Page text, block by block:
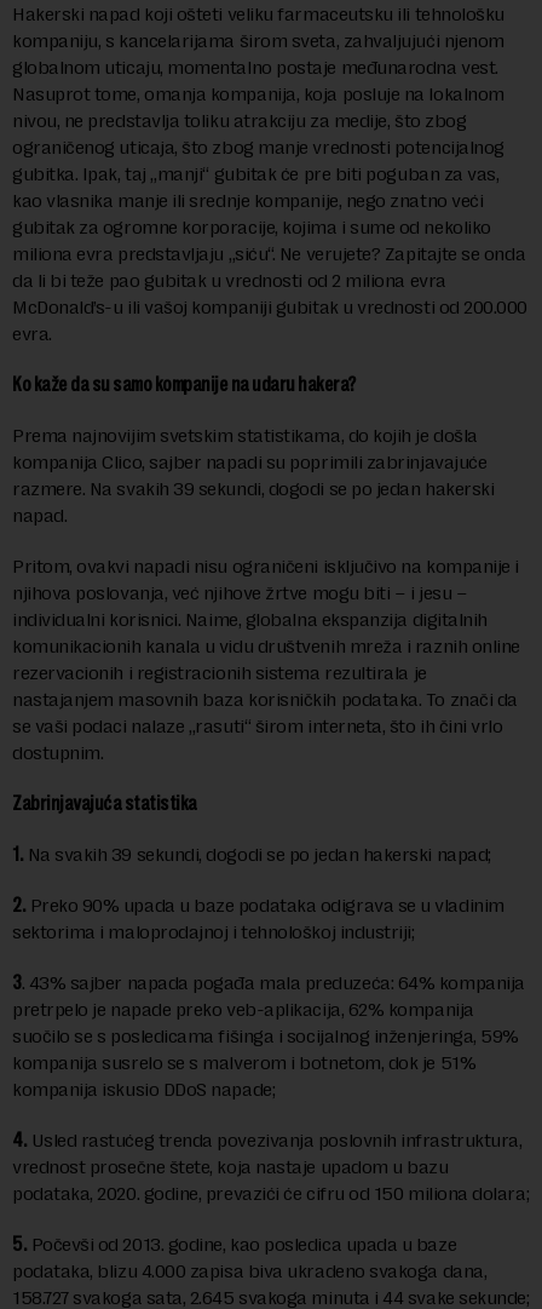
Hakerski napad koji ošteti veliku farmaceutsku ili tehnološku
kompaniju, s kancelarijama širom sveta, zahvaljujući njenom
globalnom uticaju, momentalno postaje međunarodna vest.
Nasuprot tome, omanja kompanija, koja posluje na lokalnom
nivou, ne predstavlja toliku atrakciju za medije, što zbog
ograničenog uticaja, što zbog manje vrednosti potencijalnog
gubitka. Ipak, taj „manji“ gubitak će pre biti poguban za vas,
kao vlasnika manje ili srednje kompanije, nego znatno veći
gubitak za ogromne korporacije, kojima i sume od nekoliko
miliona evra predstavljaju „siću“. Ne verujete? Zapitajte se onda
da li bi teže pao gubitak u vrednosti od 2 miliona evra
McDonald’s-u ili vašoj kompaniji gubitak u vrednosti od 200.000
evra.
Ko kaže da su samo kompanije na udaru hakera?
Prema najnovijim svetskim statistikama, do kojih je došla
kompanija Clico, sajber napadi su poprimili zabrinjavajuće
razmere. Na svakih 39 sekundi, dogodi se po jedan hakerski
napad.
Pritom, ovakvi napadi nisu ograničeni isključivo na kompanije i
njihova poslovanja, već njihove žrtve mogu biti – i jesu –
individualni korisnici. Naime, globalna ekspanzija digitalnih
komunikacionih kanala u vidu društvenih mreža i raznih online
rezervacionih i registracionih sistema rezultirala je
nastajanjem masovnih baza korisničkih podataka. To znači da
se vaši podaci nalaze „rasuti“ širom interneta, što ih čini vrlo
dostupnim.
Zabrinjavajuća statistika
1. Na svakih 39 sekundi, dogodi se po jedan hakerski napad;
2. Preko 90% upada u baze podataka odigrava se u vladinim
sektorima i maloprodajnoj i tehnološkoj industriji;
3. 43% sajber napada pogađa mala preduzeća: 64% kompanija
pretrpelo je napade preko veb-aplikacija, 62% kompanija
suočilo se s posledicama fišinga i socijalnog inženjeringa, 59%
kompanija susrelo se s malverom i botnetom, dok je 51%
kompanija iskusio DDoS napade;
4. Usled rastućeg trenda povezivanja poslovnih infrastruktura,
vrednost prosečne štete, koja nastaje upadom u bazu
podataka, 2020. godine, prevazići će cifru od 150 miliona dolara;
5. Počevši od 2013. godine, kao posledica upada u baze
podataka, blizu 4.000 zapisa biva ukradeno svakoga dana,
158.727 svakoga sata, 2.645 svakoga minuta i 44 svake sekunde;